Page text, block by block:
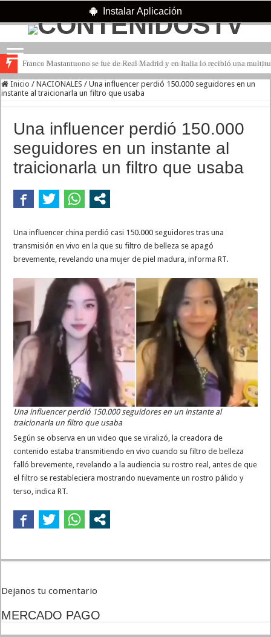
Instalar Aplicación
Franco Mastantuono se fue de Real Madrid y en Italia lo recibió una
Inicio / NACIONALES / Una influencer perdió 150.000 seguidores en un
instante al traicionarla un filtro que usaba
Una influencer perdió 150.000
seguidores en un instante al
traicionarla un filtro que usaba
Una influencer china perdió casi 150.000 seguidores tras una
transmisión en vivo en la que su filtro de belleza se apagó
brevemente, revelando una mujer de piel madura, informa RT.
Una influencer perdió 150.000 seguidores en un instante al
traicionarla un filtro que usaba
Según se observa en un video que se viralizó, la creadora de
contenido estaba transmitiendo en vivo cuando su filtro de belleza
falló brevemente, revelando a la audiencia su rostro real, antes de que
el filtro se restableciera mostrando nuevamente un rostro pálido y
terso, indica RT.
Dejanos tu comentario
MERCADO PAGO